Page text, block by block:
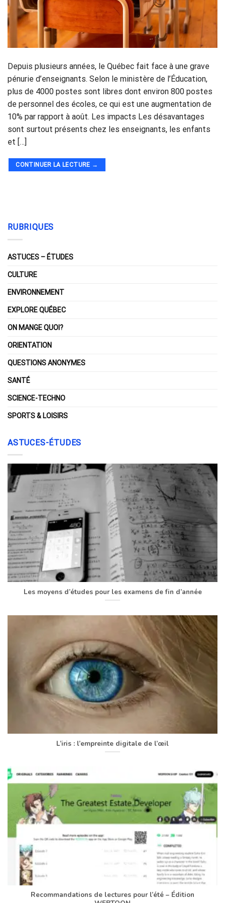
Depuis plusieurs années, le Québec fait face à une grave
pénurie d’enseignants. Selon le ministère de l’Éducation,
plus de 4000 postes sont libres dont environ 800 postes
de personnel des écoles, ce qui est une augmentation de
10% par rapport à août. Les impacts Les désavantages
sont surtout présents chez les enseignants, les enfants
et […]
CONTINUER LA LECTURE →
RUBRIQUES
ASTUCES – ÉTUDES
CULTURE
ENVIRONNEMENT
EXPLORE QUÉBEC
ON MANGE QUOI?
ORIENTATION
QUESTIONS ANONYMES
SANTÉ
SCIENCE-TECHNO
SPORTS & LOISIRS
ASTUCES-ÉTUDES
Les moyens d’études pour les examens de fin d’année
L’iris : l’empreinte digitale de l’œil
Recommandations de lectures pour l’été – Édition